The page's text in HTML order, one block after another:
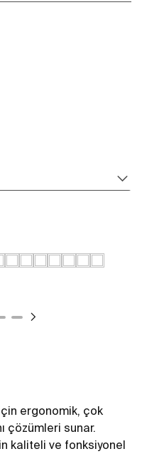
ergonomik, çok
çözümleri sunar.
kaliteli ve fonksiyonel